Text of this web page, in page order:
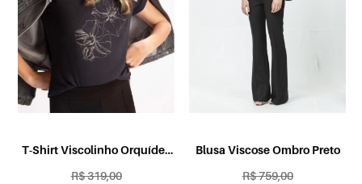
T-Shirt Viscolinho Orquídea
R$ 319,00
Blusa Viscose Ombro Preto
R$ 759,00